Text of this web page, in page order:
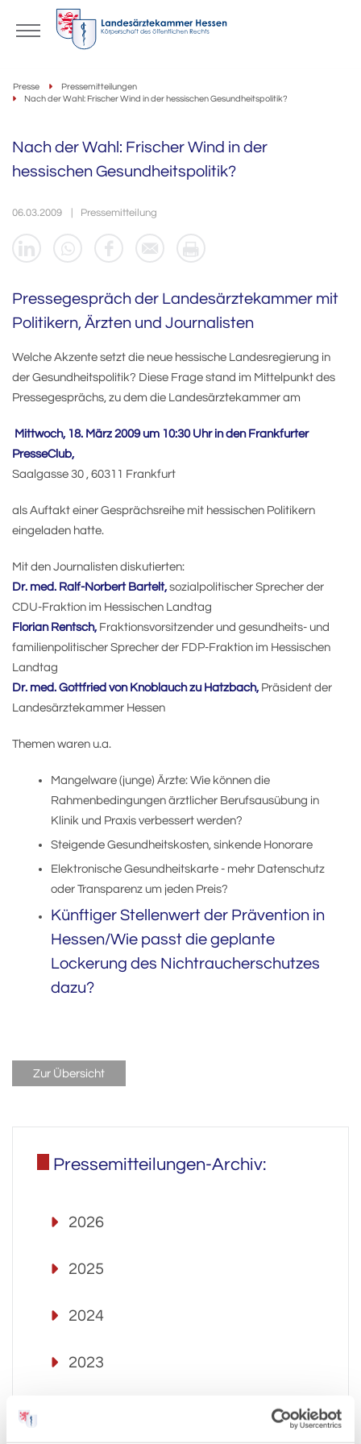
Presse
Pressemitteilungen
Nach der Wahl: Frischer Wind in der hessischen Gesundheitspolitik?
Nach der Wahl: Frischer Wind in der
hessischen Gesundheitspolitik?
06.03.2009 Pressemitteilung
Pressegespräch der Landesärztekammer mit
Politikern, Ärzten und Journalisten
Welche Akzente setzt die neue hessische Landesregierung in
der Gesundheitspolitik? Diese Frage stand im Mittelpunkt des
Pressegesprächs, zu dem die Landesärztekammer am
Mittwoch, 18. März 2009 um 10:30 Uhr in den Frankfurter
PresseClub,
Saalgasse 30 , 60311 Frankfurt
als Auftakt einer Gesprächsreihe mit hessischen Politikern
eingeladen hatte.
Mit den Journalisten diskutierten:
Dr. med. Ralf-Norbert Bartelt, sozialpolitischer Sprecher der
CDU-Fraktion im Hessischen Landtag
Florian Rentsch, Fraktionsvorsitzender und gesundheits- und
familienpolitischer Sprecher der FDP-Fraktion im Hessischen
Landtag
Dr. med. Gottfried von Knoblauch zu Hatzbach, Präsident der
Landesärztekammer Hessen
Themen waren u.a.
Mangelware (junge) Ärzte: Wie können die
Rahmenbedingungen ärztlicher Berufsausübung in
Klinik und Praxis verbessert werden?
Steigende Gesundheitskosten, sinkende Honorare
Elektronische Gesundheitskarte - mehr Datenschutz
oder Transparenz um jeden Preis?
Künftiger Stellenwert der Prävention in
Hessen/Wie passt die geplante
Lockerung des Nichtraucherschutzes
dazu?
Zur Übersicht
Pressemitteilungen-Archiv:
2026
2025
2024
2023